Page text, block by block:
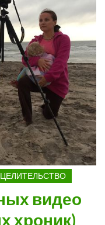
ЦЕЛИТЕЛЬСТВО
видео
хроник)